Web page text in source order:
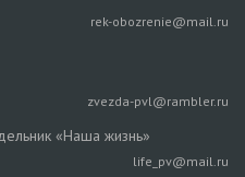
rek-obozrenie@mail.ru
zvezda-pvl@rambler.ru
«Наша жизнь»
life_pv@mail.ru